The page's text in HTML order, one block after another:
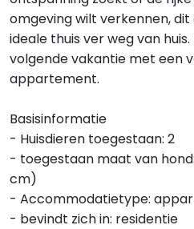
omgeving wilt verkennen,
ideale thuis ver weg van
volgende vakantie met een
appartement.
Basisinformatie
- Huisdieren toegestaan: 2
- toegestaan maat van
cm)
- Accommodatietype:
- bevindt zich in: residentie